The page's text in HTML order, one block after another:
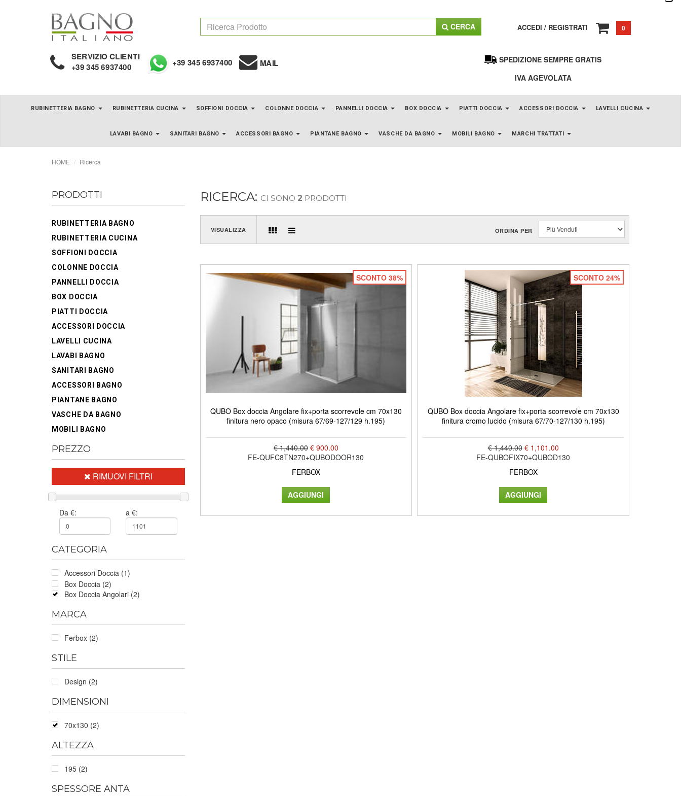
CERCA ACCEDI / REGISTRATI 0
SERVIZIO CLIENTI
+39 345 6937400 +39 345 6937400 MAIL
SPEDIZIONE SEMPRE GRATIS
IVA AGEVOLATA
RUBINETTERIA BAGNO RUBINETTERIA CUCINA SOFFIONI DOCCIA COLONNE DOCCIA PANNELLI DOCCIA BOX DOCCIA PIATTI DOCCIA ACCESSORI DOCCIA LAVELLI CUCINA
LAVABI BAGNO SANITARI BAGNO ACCESSORI BAGNO PIANTANE BAGNO VASCHE DA BAGNO MOBILI BAGNO MARCHI TRATTATI
HOME Ricerca
PRODOTTI
RUBINETTERIA BAGNO
RUBINETTERIA CUCINA
SOFFIONI DOCCIA
COLONNE DOCCIA
PANNELLI DOCCIA
BOX DOCCIA
PIATTI DOCCIA
ACCESSORI DOCCIA
LAVELLI CUCINA
LAVABI BAGNO
SANITARI BAGNO
ACCESSORI BAGNO
PIANTANE BAGNO
VASCHE DA BAGNO
MOBILI BAGNO
PREZZO
RIMUOVI FILTRI
Da €: a €:
CATEGORIA
Accessori Doccia (1)
Box Doccia (2)
Box Doccia Angolari (2)
MARCA
Ferbox (2)
STILE
Design (2)
DIMENSIONI
70x130 (2)
ALTEZZA
195 (2)
SPESSORE ANTA
RICERCA: CI SONO 2 PRODOTTI
VISUALIZZA ORDINA PER
SCONTO 38%
QUBO Box doccia Angolare fix+porta scorrevole cm 70x130
finitura nero opaco (misura 67/69-127/129 h.195)
€ 1,440.00 € 900.00
FE-QUFC8TN270+QUBODOOR130
FERBOX
SCONTO 24%
QUBO Box doccia Angolare fix+porta scorrevole cm 70x130
finitura cromo lucido (misura 67/70-127/130 h.195)
€ 1,440.00 € 1,101.00
FE-QUBOFIX70+QUBOD130
FERBOX